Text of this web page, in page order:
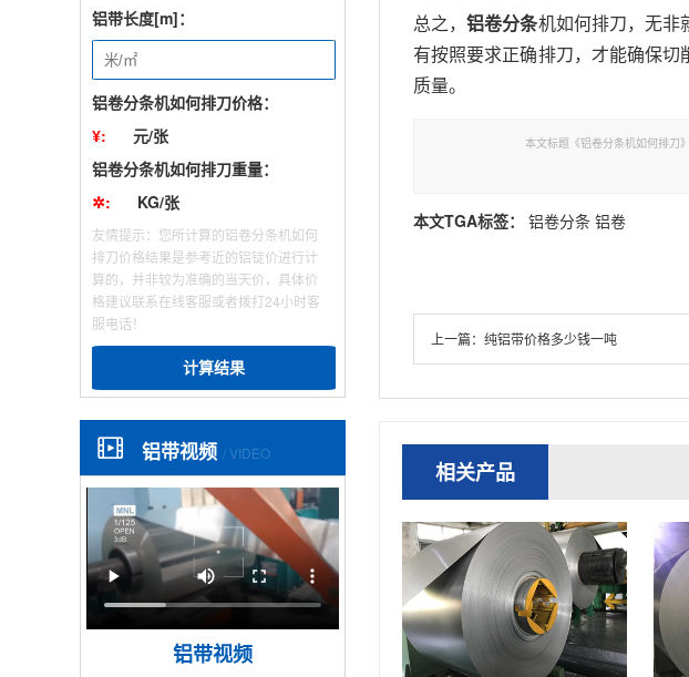
铝带长度[m]：
铝卷分条机如何排刀价格：
¥:
元/张
铝卷分条机如何排刀重量：
✲:
KG/张
友情提示：您所计算的铝卷分条机如何
排刀价格结果是参考近的铝锭价进行计
算的，并非较为准确的当天价，具体价
格建议联系在线客服或者拨打24小时客
服电话！
计算结果
铝带视频 / VIDEO
铝带视频
总之，铝卷分条机如何排刀，无非
有按照要求正确排刀，才能确保
质量。
本文标题《铝卷分条机如何排刀
本文TGA标签： 铝卷分条 铝卷
上一篇： 纯铝带价格多少钱一吨
相关产品